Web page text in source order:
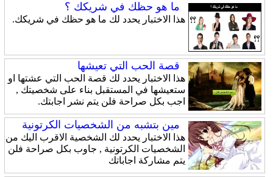
ما هو حظك في شريكك ؟
هذا الاختبار يحدد لك ما هو حظك في شريكك.
قصة الحب التي تعيشها
هذا الاختبار يحدد لك قصة الحب التي عشتها او
ستعيشها في المستقبل بناء على شخصيتك ,
اجب بكل صراحة فلن يتم نشر اجابتك.
مين بتشبه من الشخصيات الكرتونية
هذا الاختبار يحدد لك الشخصية الاقرب اليك من
الشخصيات الكرتونية , جاوب بكل صراحة فلن
يتم مشاركة اجاباتك